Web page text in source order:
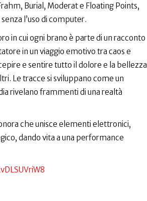
Burial, Moderat e Floating Points,
l’uso di computer.
in cui ogni brano è parte di un racconto
in un viaggio emotivo tra caos e
e sentire tutto il dolore e la bellezza
Le tracce si sviluppano come un
rivelano frammenti di una realtà
che unisce elementi elettronici,
dando vita a una performance